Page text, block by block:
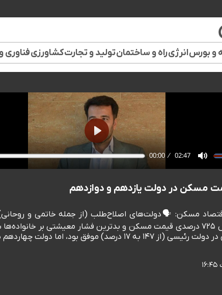
و بورسانرژیراه و ساختمانتولید و تجارتکشاورزیفناوری
مسکن: 🗣️دولت‌های اصلاح‌طلب (از جمله خاتمی و
مسکن اجتماعی، باعث افزایش ۷۲۵ درصدی قیمت مسکن و بدترین فشار معیشتی
دولت چهاردهم همان رویه غلط را ادامه داده است.